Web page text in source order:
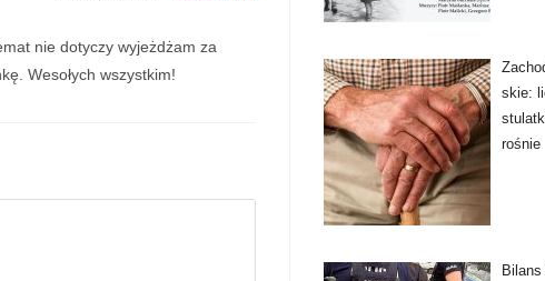
nie dotyczy wyjeżdżam za
Wesołych wszystkim!
skie:
rośnie